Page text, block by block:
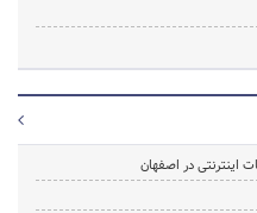
اینترنتی در اصفهان